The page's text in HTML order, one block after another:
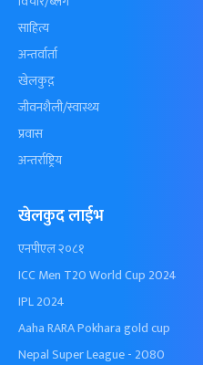
साहित्य
अन्तर्वार्ता
खेलकुद़़
जीवनशैली/स्वास्थ्य
प्रवास
अन्तर्राष्ट्रिय
खेलकुद लाईभ
एनपीएल २०८१
ICC Men T20 World Cup 2024
IPL 2024
Aaha RARA Pokhara gold cup
Nepal Super League - 2080